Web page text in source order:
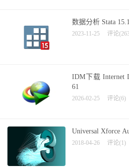
数据分析 Stata
2023-11-25 评论
IDM下载 Internet
61
2026-02-25 评论(6)
Universal Xforce
2018-04-26 评论(1)